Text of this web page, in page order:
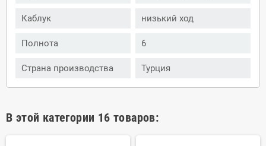
Каблук низький ход
Полнота 6
Страна производства Турция
В этой категории 16 товаров: